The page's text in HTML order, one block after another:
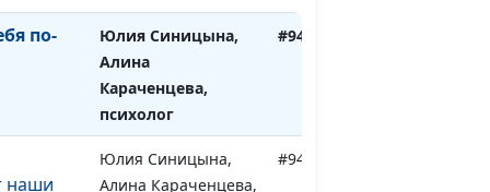
по-
Юлия Синицына,
Алина
Караченцева,
психолог
#943
наши
Юлия Синицына,
Алина Караченцева,
#942